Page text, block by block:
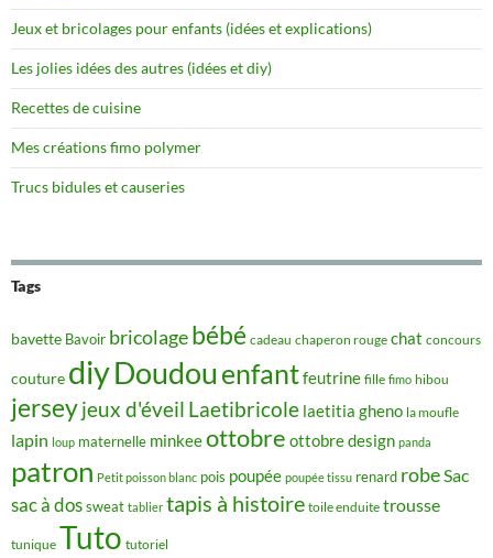
Jeux et bricolages pour enfants (idées et explications)
Les jolies idées des autres (idées et diy)
Recettes de cuisine
Mes créations fimo polymer
Trucs bidules et causeries
Tags
bavette Bavoir bricolagebébé cadeau chaperon rouge chat concours
couture diyDoudou enfantfeutrine fille fimo hibou
jerseyjeux d'éveil Laetibricole laetitia gheno la moufle
lapin loup maternelle minkeeottobre ottobre design panda
patron Petit poisson blanc pois poupée poupée tissu renard robeSac
sac à dossweat tablier tapis à histoire toile enduite trousse
tunique Tuto tutoriel